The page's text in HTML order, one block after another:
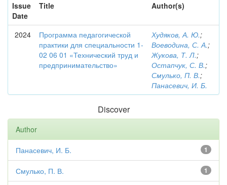
Issue
Date
Title Author(s)
2024
Программа педагогической
практики для специальности 1-
02 06 01 «Технический труд и
предпринимательство»
Худяков, А. Ю.;
Воеводина, С. А.;
Жукова, Т. Л.;
Остапчук, С. В.;
Смулько, П. В.;
Панасевич, И. Б.
Discover
Author
1
Панасевич, И. Б.
1
Смулько, П. В.